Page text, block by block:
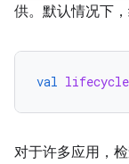
供。默认情况下
val
对于许多应用，